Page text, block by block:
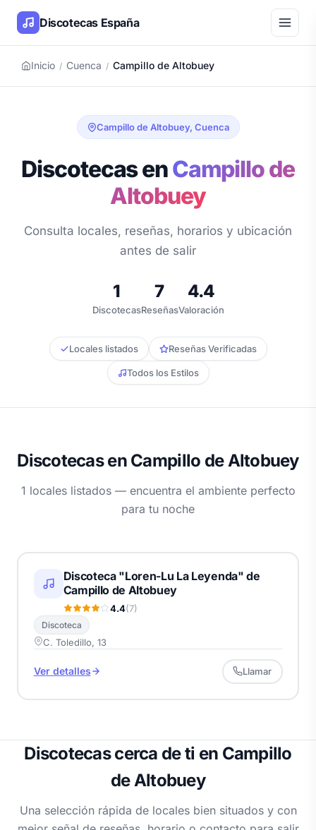
Discotecas España
Inicio / Cuenca / Campillo de Altobuey
Campillo de Altobuey, Cuenca
Discotecas enCampillo de
Altobuey
Consulta locales, reseñas, horarios y ubicación
antes de salir
1
Discotecas
7
Reseñas
4.4
Valoración
Locales listados Reseñas Verificadas
Todos los Estilos
Discotecas en Campillo de Altobuey
1 locales listados — encuentra el ambiente perfecto
para tu noche
Discoteca "Loren-Lu La Leyenda" de
Campillo de Altobuey
4.4(7)
Discoteca
C. Toledillo, 13
Ver detalles Llamar
Discotecas cerca de ti en Campillo
de Altobuey
Una selección rápida de locales bien situados y con